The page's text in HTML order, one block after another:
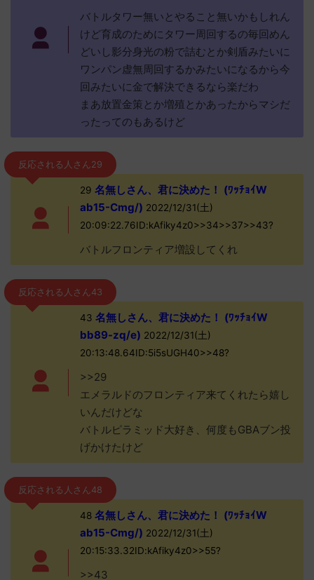
バトルタワー無いとやること無いかもしれん
けど育成のためにタワー周回するの毎回めん
どいし影分身光の粉で詰むとか剣盾みたいに
ワンパン虚無周回するかみたいになるから今
回みたいに金で解決できるなら楽だわ
まあ放置金策とか増殖とかあったからマシだ
ったってのもあるけど
反応される人さん29
29 名無しさん、君に決めた！ (ﾜｯﾁｮｲW
ab15-Cmg/) 2022/12/31(土)
20:09:22.76ID:kAfiky4z0>>34>>37>>43?
バトルフロンティア増設してくれ
反応される人さん43
43 名無しさん、君に決めた！ (ﾜｯﾁｮｲW
bb89-zq/e) 2022/12/31(土)
20:13:48.64ID:5i5sUGH40>>48?
>>29
エメラルドのフロンティア来てくれたら嬉し
いんだけどな
バトルピラミッド大好き、何度もGBAブン投
げかけたけど
反応される人さん48
48名無しさん、君に決めた！ (ﾜｯﾁｮｲW
ab15-Cmg/) 2022/12/31(土)
20:15:33.32ID:kAfiky4z0>>55?
>>43